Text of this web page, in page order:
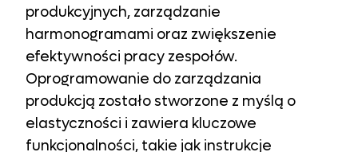
produkcyjnych, zarządzanie
harmonogramami oraz zwiększenie
efektywności pracy zespołów.
Oprogramowanie do zarządzania
produkcją zostało stworzone z myślą o
elastyczności i zawiera kluczowe
funkcjonalności, takie jak instrukcje